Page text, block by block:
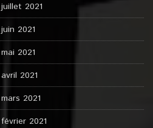
juillet 2021
juin 2021
mai 2021
avril 2021
mars 2021
février 2021